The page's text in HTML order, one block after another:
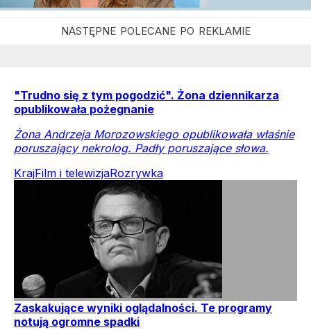
"Trudno się z tym pogodzić". Żona dziennikarza
opublikowała pożegnanie
Żona Andrzeja Morozowskiego opublikowała właśnie
poruszający nekrolog. Padły poruszające słowa.
KrajFilm i telewizjaRozrywka
Zaskakujące wyniki oglądalności. Te programy
notują ogromne spadki